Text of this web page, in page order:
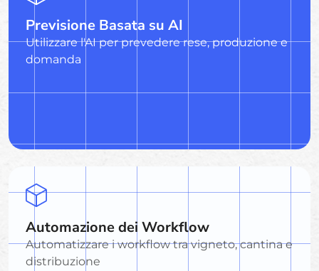
Previsione Basata su AI
Utilizzare l'AI per prevedere rese, produzione e
domanda
Automazione dei Workflow
Automatizzare i workflow tra vigneto, cantina e
distribuzione